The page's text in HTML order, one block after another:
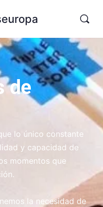
de
lo único constante
y capacidad de
momentos que
la necesidad de